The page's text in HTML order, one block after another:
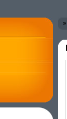
»